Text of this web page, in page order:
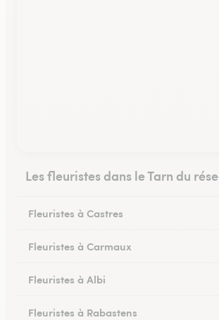
Les fleuristes dans le Tarn du
Fleuristes à Castres
Fleuristes à Carmaux
Fleuristes à Albi
Fleuristes à Rabastens